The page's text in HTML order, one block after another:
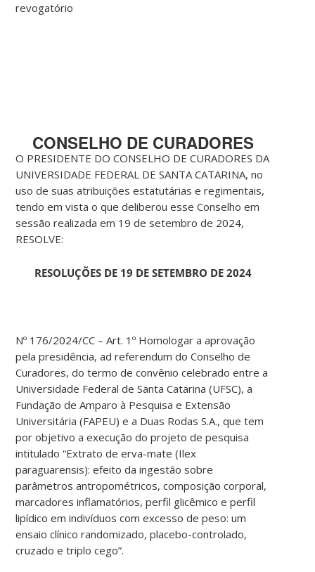
revogatório
CONSELHO DE CURADORES
O PRESIDENTE DO CONSELHO DE CURADORES DA
UNIVERSIDADE FEDERAL DE SANTA CATARINA, no
uso de suas atribuições estatutárias e regimentais,
tendo em vista o que deliberou esse Conselho em
sessão realizada em 19 de setembro de 2024,
RESOLVE:
RESOLUÇÕES DE 19 DE SETEMBRO DE 2024
Nº 176/2024/CC – Art. 1º Homologar a aprovação
pela presidência, ad referendum do Conselho de
Curadores, do termo de convênio celebrado entre a
Universidade Federal de Santa Catarina (UFSC), a
Fundação de Amparo à Pesquisa e Extensão
Universitária (FAPEU) e a Duas Rodas S.A., que tem
por objetivo a execução do projeto de pesquisa
intitulado “Extrato de erva-mate (Ilex
paraguarensis): efeito da ingestão sobre
parâmetros antropométricos, composição corporal,
marcadores inflamatórios, perfil glicêmico e perfil
lipídico em indivíduos com excesso de peso: um
ensaio clínico randomizado, placebo-controlado,
cruzado e triplo cego”.